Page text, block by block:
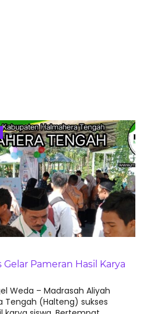
Pameran Hasil Karya
Weda – Madrasah Aliyah
Tengah (Halteng) sukses